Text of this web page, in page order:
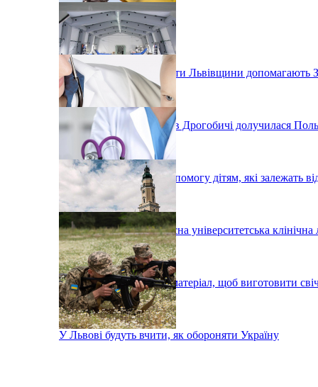
Як заклади профтехосвіти Львівщини допомагають
До будівництва лікарні в Дрогобичі долучилася
Львів'ян просять про допомогу дітям, які залежать
У Львові з'явиться сучасна університетська клінічна
У Дрогобичі збирають матеріал, щоб виготовити
У Львові будуть вчити, як обороняти Україну